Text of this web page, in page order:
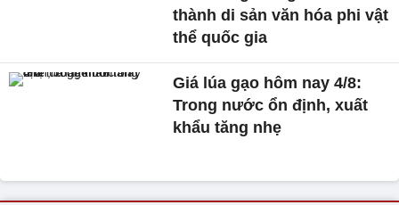
thành di sản văn hóa phi vật
thể quốc gia
Giá lúa gạo hôm nay 4/8:
Trong nước ổn định, xuất
khẩu tăng nhẹ